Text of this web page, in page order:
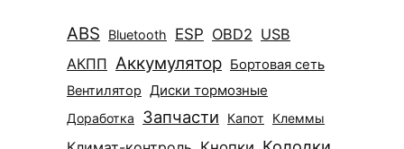
ABS Bluetooth ESP OBD2 USB
АКПП Аккумулятор Бортовая сеть
Вентилятор Диски тормозные
Доработка Запчасти Капот Клеммы